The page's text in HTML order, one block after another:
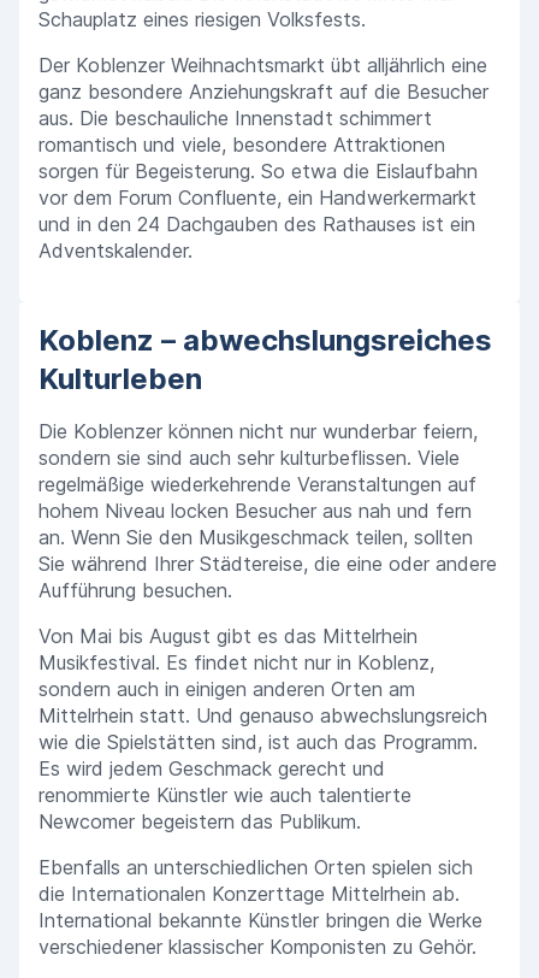
Schauplatz eines riesigen Volksfests.
Der Koblenzer Weihnachtsmarkt übt alljährlich eine
ganz besondere Anziehungskraft auf die Besucher
aus. Die beschauliche Innenstadt schimmert
romantisch und viele, besondere Attraktionen
sorgen für Begeisterung. So etwa die Eislaufbahn
vor dem Forum Confluente, ein Handwerkermarkt
und in den 24 Dachgauben des Rathauses ist ein
Adventskalender.
Koblenz – abwechslungsreiches
Kulturleben
Die Koblenzer können nicht nur wunderbar feiern,
sondern sie sind auch sehr kulturbeflissen. Viele
regelmäßige wiederkehrende Veranstaltungen auf
hohem Niveau locken Besucher aus nah und fern
an. Wenn Sie den Musikgeschmack teilen, sollten
Sie während Ihrer Städtereise, die eine oder andere
Aufführung besuchen.
Von Mai bis August gibt es das Mittelrhein
Musikfestival. Es findet nicht nur in Koblenz,
sondern auch in einigen anderen Orten am
Mittelrhein statt. Und genauso abwechslungsreich
wie die Spielstätten sind, ist auch das Programm.
Es wird jedem Geschmack gerecht und
renommierte Künstler wie auch talentierte
Newcomer begeistern das Publikum.
Ebenfalls an unterschiedlichen Orten spielen sich
die Internationalen Konzerttage Mittelrhein ab.
International bekannte Künstler bringen die Werke
verschiedener klassischer Komponisten zu Gehör.